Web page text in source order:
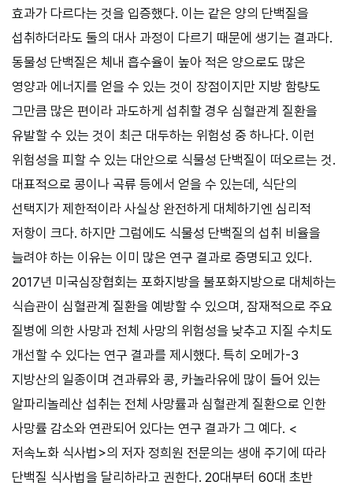
효과가 다르다는 것을 입증했다. 이는 같은 양의 단백질을
섭취하더라도 둘의 대사 과정이 다르기 때문에 생기는 결과다.
동물성 단백질은 체내 흡수율이 높아 적은 양으로도 많은
영양과 에너지를 얻을 수 있는 것이 장점이지만 지방 함량도
그만큼 많은 편이라 과도하게 섭취할 경우 심혈관계 질환을
유발할 수 있는 것이 최근 대두하는 위험성 중 하나다. 이런
위험성을 피할 수 있는 대안으로 식물성 단백질이 떠오르는 것.
대표적으로 콩이나 곡류 등에서 얻을 수 있는데, 식단의
선택지가 제한적이라 사실상 완전하게 대체하기엔 심리적
저항이 크다. 하지만 그럼에도 식물성 단백질의 섭취 비율을
늘려야 하는 이유는 이미 많은 연구 결과로 증명되고 있다.
2017년 미국심장협회는 포화지방을 불포화지방으로 대체하는
식습관이 심혈관계 질환을 예방할 수 있으며, 잠재적으로 주요
질병에 의한 사망과 전체 사망의 위험성을 낮추고 지질 수치도
개선할 수 있다는 연구 결과를 제시했다. 특히 오메가-3
지방산의 일종이며 견과류와 콩, 카놀라유에 많이 들어 있는
알파리놀레산 섭취는 전체 사망률과 심혈관계 질환으로 인한
사망률 감소와 연관되어 있다는 연구 결과가 그 예다. <
저속노화 식사법>의 저자 정희원 전문의는 생애 주기에 따라
단백질 식사법을 달리하라고 권한다. 20대부터 60대 초반